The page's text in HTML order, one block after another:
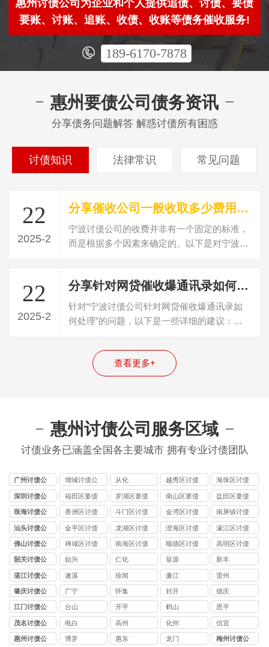
惠州讨债公司为企业和个人提供追债、讨债、要债
要账、讨账、追账、收债、收账等债务催收服务!
189-6170-7878
惠州要债公司债务资讯
分享债务问题解答 解惑讨债所有困惑
讨债知识 法律常识 常见问题
22
2025-2
分享催收公司一般收取多少费用？讨债收费标准？
宁波讨债公司的收费并非有一个固定的标准，
而是根据多个因素来确定的。以下是对宁波讨
22
2025-2
分享针对网贷催收爆通讯录如何处理
针对“宁波讨债公司针对网贷催收爆通讯录如
何处理”的问题，以下是一些详细的建议：
查看更多+
惠州讨债公司服务区域
讨债业务已涵盖全国各主要城市 拥有专业讨债团队
广州讨债公
司
增城讨债公
司
从化
越秀区讨债
公司
海珠区讨债
公司
深圳讨债公
司
福田区要债
公司
罗湖区要债
公司
南山区要债
公司
盐田区要债
公司
珠海讨债公
司
香洲区讨债
公司
斗门区讨债
公司
金湾区讨债
公司
南屏镇讨债
公司
汕头讨债公
司
金平区讨债
公司
龙湖区讨债
公司
澄海区讨债
公司
濠江区讨债
公司
佛山讨债公
司
禅城区讨债
公司
南海区讨债
公司
顺德区讨债
公司
高明区讨债
公司
韶关讨债公
司
始兴 仁化 翁源 新丰
湛江讨债公
司
遂溪 徐闻 廉江 雷州
肇庆讨债公
司
广宁 怀集 封开 德庆
江门讨债公
司
台山 开平 鹤山 恩平
茂名讨债公
司
电白 高州 化州 信宜
惠州讨债公
博罗 惠东 龙门
梅州讨债公